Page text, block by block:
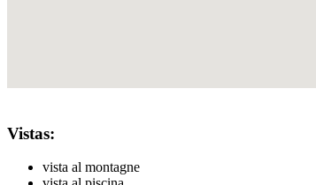
Vistas:
vista al montagne